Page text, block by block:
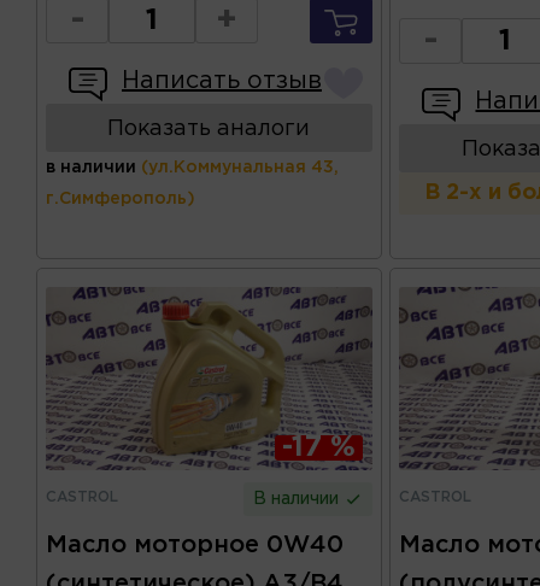
- +
Написать отзыв
Показать аналоги
в наличии (ул.Коммунальная 43,
г.Симферополь)
-
В 2-х и
-17 %
CASTROL В наличии
Масло моторное 0W40
CASTROL
Масло